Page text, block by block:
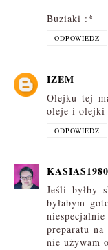
Buziaki :*
ODPOWIEDZ
IZEM
Olejku tej
oleje i olejki
ODPOWIEDZ
KASIAS1980
Jeśli byłby
byłabym
preparatu na
nie używam